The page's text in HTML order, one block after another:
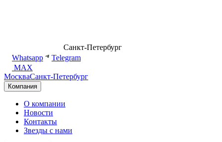
Санкт-Петербург
Whatsapp
Telegram
MAX
МоскваСанкт-Петербург
Компания
О компании
Новости
Контакты
Звезды с нами